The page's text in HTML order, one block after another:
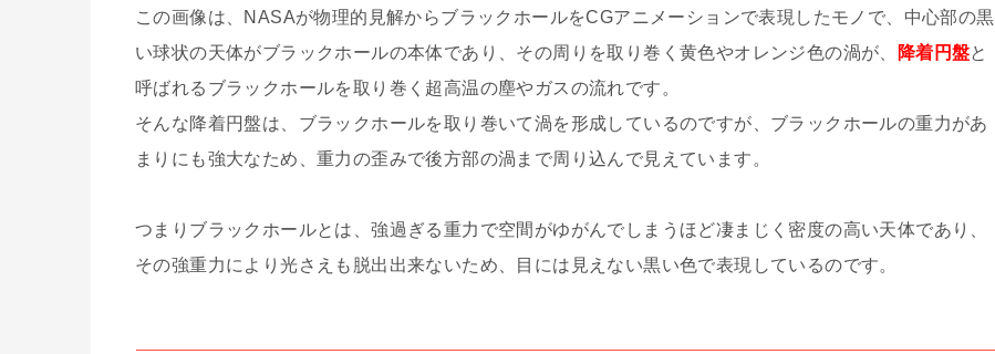
この画像は、NASAが物理的見解からブラックホールをCGアニメーションで表現したモノで、中心部の黒
い球状の天体がブラックホールの本体であり、その周りを取り巻く黄色やオレンジ色の渦が、
降着円盤と
呼ばれるブラックホールを取り巻く超高温の塵やガスの流れです。
そんな降着円盤は、ブラックホールを取り巻いて渦を形成しているのですが、ブラックホールの重力があ
まりにも強大なため、重力の歪みで後方部の渦まで周り込んで見えています。
つまりブラックホールとは、強過ぎる重力で空間がゆがんでしまうほど凄まじく密度の高い天体であり、
その強重力により光さえも脱出出来ないため、目には見えない黒い色で表現しているのです。